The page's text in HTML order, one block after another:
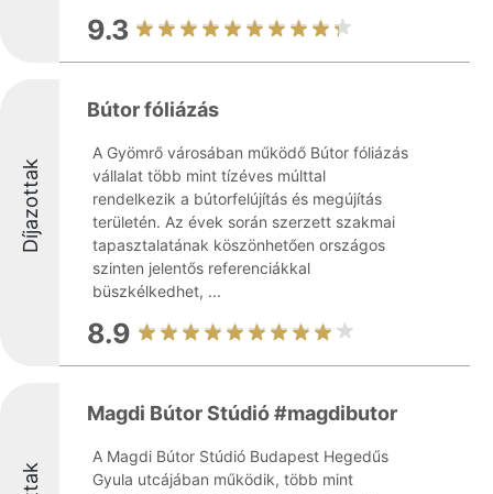
9.3
Díjazottak
Bútor fóliázás
A Gyömrő városában működő Bútor fóliázás
vállalat több mint tízéves múlttal
rendelkezik a bútorfelújítás és megújítás
területén. Az évek során szerzett szakmai
tapasztalatának köszönhetően országos
szinten jelentős referenciákkal
büszkélkedhet, ...
8.9
Magdi Bútor Stúdió #magdibutor
A Magdi Bútor Stúdió Budapest Hegedűs
Gyula utcájában működik, több mint